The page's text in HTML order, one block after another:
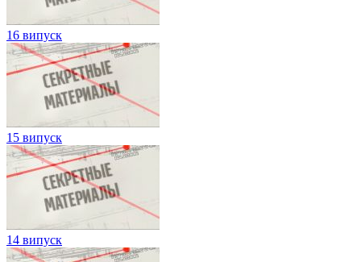
16 випуск
15 випуск
14 випуск